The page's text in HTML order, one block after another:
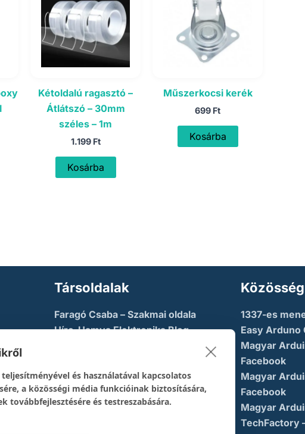
Kétoldalú ragasztó –
Átlátszó – 30mm
széles – 1m
1.199 Ft
Kosárba
Műszerkocsi kerék
699 Ft
Kosárba
Társoldalak
Faragó Csaba – Szakmai oldala
Híre-Hamva Elektronika Blog
oldala
Robotika Pécs – Alapítvány
1337-es
Easy Arduno
Magyar
Facebook
Magyar
Facebook
Magyar
TechFactory
és használatával kapcsolatos
a közösségi média funkcióinak biztosítására,
továbbfejlesztésére és testreszabására.